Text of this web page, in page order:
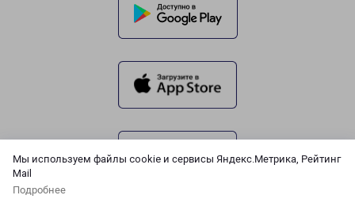
Мы используем файлы cookie и сервисы Яндекс.Метрика, Рейтинг
Mail
Подробнее